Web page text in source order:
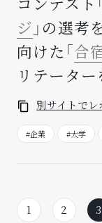
ジ 」の選
向けた「合
リテーター
別サイトで
#企業 #大学
1 2 3